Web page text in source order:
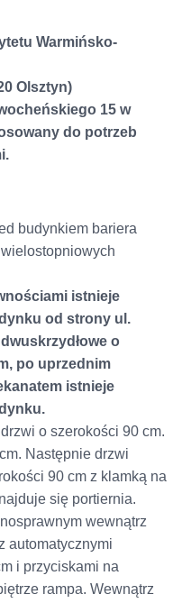
Warmińsko-
Olsztyn)
15 w
do potrzeb
budynkiem bariera
istnieje
od strony ul.
o
po uprzednim
istnieje
o szerokości 90 cm.
Następnie drzwi
90 cm z klamką na
się portiernia.
wewnątrz
automatycznymi
i przyciskami na
rampa. Wewnątrz